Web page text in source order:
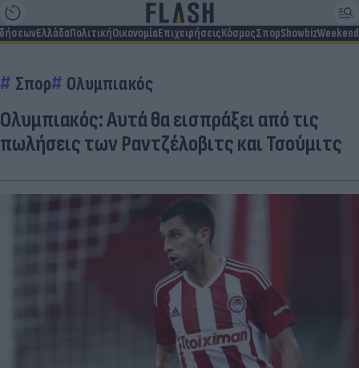
ΕλλάδαΠολιτικήΟικονομίαΕπιχειρήσειςΚόσμοςΣπορShowbizWeekend
Σπορ Ολυμπιακός
Ολυμπιακός: Αυτά θα εισπράξει από τις
πωλήσεις των Ραντζέλοβιτς και Τσούμιτς